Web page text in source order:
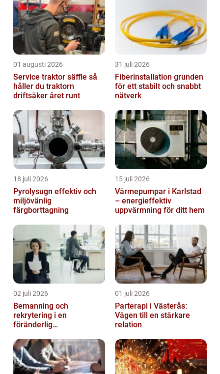
01 augusti 2026
Service traktor säffle så
håller du traktorn
driftsäker året runt
31 juli 2026
Fiberinstallation grunden
för ett stabilt och snabbt
nätverk
18 juli 2026
Pyrolysugn effektiv och
miljövänlig
färgborttagning
15 juli 2026
Värmepumpar i Karlstad
– energieffektiv
uppvärmning för ditt hem
02 juli 2026
Bemanning och
rekrytering i en
föränderlig
01 juli 2026
Parterapi i Västerås:
Vägen till en stärkare
relation